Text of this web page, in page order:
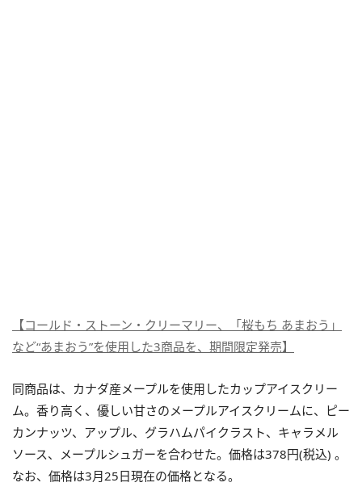
【コールド・ストーン・クリーマリー、「桜もち あまおう」
など“あまおう”を使用した3商品を、期間限定発売】
同商品は、カナダ産メープルを使用したカップアイスクリー
ム。香り高く、優しい甘さのメープルアイスクリームに、ピー
カンナッツ、アップル、グラハムパイクラスト、キャラメル
ソース、メープルシュガーを合わせた。価格は378円(税込) 。
なお、価格は3月25日現在の価格となる。